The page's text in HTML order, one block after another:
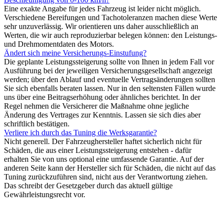
Eine exakte Angabe für jedes Fahrzeug ist leider nicht möglich.
Verschiedene Bereifungen und Tachotoleranzen machen diese Werte
sehr unzuverlässig. Wir orientieren uns daher ausschließlich an
Werten, die wir auch reproduzierbar belegen können: den Leistungs-
und Drehmomentdaten des Motors.
Ändert sich meine Versicherungs-Einstufung?
Die geplante Leistungssteigerung sollte von Ihnen in jedem Fall vor
Ausführung bei der jeweiligen Versicherungsgesellschaft angezeigt
werden; über den Ablauf und eventuelle Vertragsänderungen sollten
Sie sich ebenfalls beraten lassen. Nur in den seltensten Fällen wurde
uns über eine Beitragserhöhung oder ähnliches berichtet. In der
Regel nehmen die Versicherer die Maßnahme ohne jegliche
Änderung des Vertrages zur Kenntnis. Lassen sie sich dies aber
schriftlich bestätigen.
Verliere ich durch das Tuning die Werksgarantie?
Nicht generell. Der Fahrzeughersteller haftet sicherlich nicht für
Schäden, die aus einer Leistungssteigerung entstehen - dafür
erhalten Sie von uns optional eine umfassende Garantie. Auf der
anderen Seite kann der Hersteller sich für Schäden, die nicht auf das
Tuning zurückzuführen sind, nicht aus der Verantwortung ziehen.
Das schreibt der Gesetzgeber durch das aktuell gültige
Gewährleistungsrecht vor.